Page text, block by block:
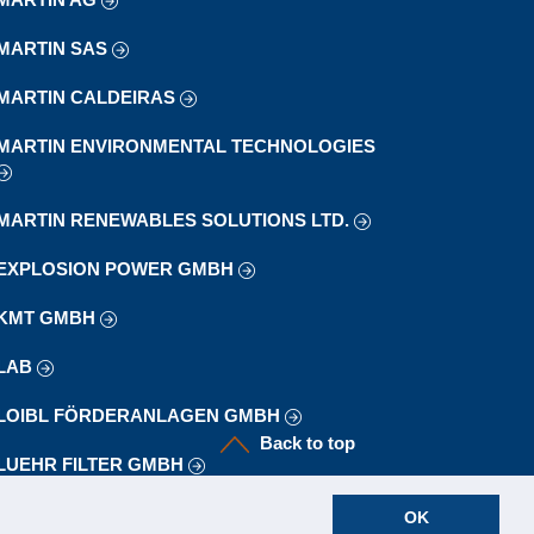
OK
SAS
CALDEIRAS
ENVIRONMENTAL TECHNOLOGIES
RENEWABLES SOLUTIONS LTD.
POWER GMBH
GMBH
FÖRDERANLAGEN GMBH
FILTER GMBH
Back to top